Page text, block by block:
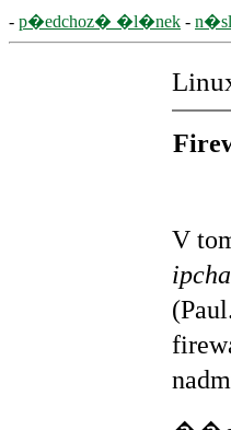
- p�edchoz� �l�nek -
V